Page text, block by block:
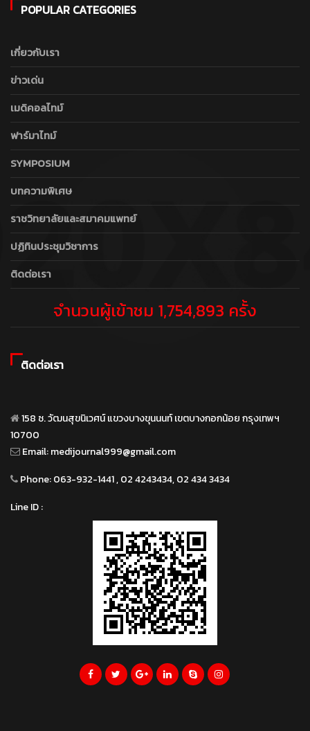
POPULAR CATEGORIES
เกี่ยวกับเรา
ข่าวเด่น
เมดิคอลไทม์
ฟาร์มาไทม์
SYMPOSIUM
บทความพิเศษ
ราชวิทยาลัยและสมาคมแพทย์
ปฏิทินประชุมวิชาการ
ติดต่อเรา
จำนวนผู้เข้าชม 1,754,893 ครั้ง
ติดต่อเรา
158 ซ. วัฒนสุขนิเวศน์ แขวงบางขุนนนท์ เขตบางกอกน้อย กรุงเทพฯ
10700
Email:medijournal999@gmail.com
Phone:063-932-1441 , 02 4243434, 02 434 3434
Line ID :